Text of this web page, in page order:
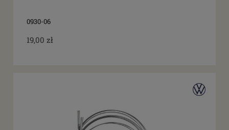
0930-06
19,00 zł